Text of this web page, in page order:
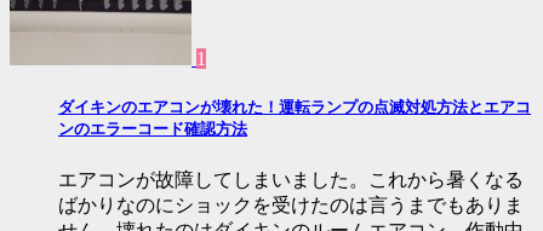
1
ダイキンのエアコンが壊れた！運転ランプの点滅対処方法とエアコ
ンのエラーコード確認方法
エアコンが故障してしまいました。これから暑くなる
ばかりなのにショックを受けたのは言うまでもありま